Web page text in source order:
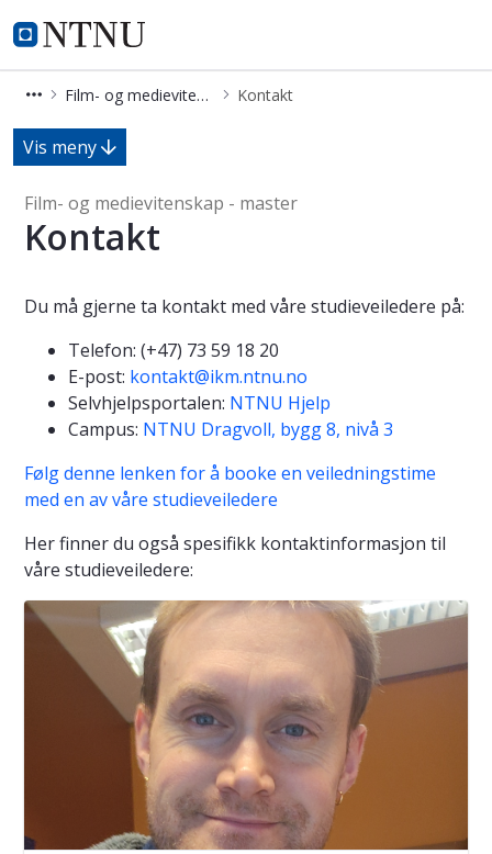
NTNU Hjemmeside
Film- og medievitenskap - master
Film- og medievitenskap - master Kontakt
Kontakt - Film- og medievitenskap
Vis meny
Film- og medievitenskap - master
Kontakt
Du må gjerne ta kontakt med våre studieveiledere på:
Telefon: (+47) 73 59 18 20
E-post: kontakt@ikm.ntnu.no
Selvhjelpsportalen: NTNU Hjelp
Campus: NTNU Dragvoll, bygg 8, nivå 3
Følg denne lenken for å booke en veiledningstime
med en av våre studieveiledere
Her finner du også spesifikk kontaktinformasjon til
våre studieveiledere: